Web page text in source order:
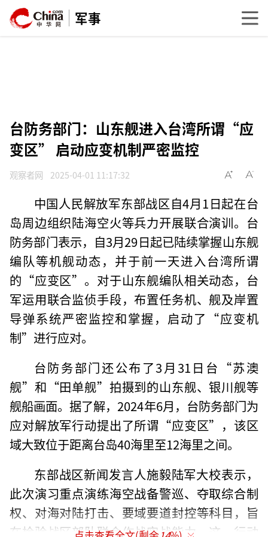
军事
台防务部门：山东舰进入台湾所谓“应
变区” 启动应变机制严密监控
观察者网 2025-04-01 11:17:32
中国人民解放军东部战区自4月1日起在台
岛周边组织陆海空火等兵力开展联合演训。台
防务部门表示，自3月29日起已陆续掌握山东舰
编队等机舰动态，并于前一天进入台湾所谓
的“应变区”。对于山东舰编队相关动态，台
军运用联合监侦手段，布置任务机、舰及岸置
导弹系统严密监控和掌握，启动了“应变机
制”进行应对。
台防务部门还公布了3月31日台“苏澳
舰”和“田单舰”拍摄到的山东舰、银川舰等
舰船画面。据了解，2024年6月，台防务部门为
应对解放军行动提出了所谓“应变区”，该区
域大致位于距离台岛40海里至12海里之间。
东部战区新闻发言人施毅陆军大校表示，
此次演习重点演练海空战备警巡、夺取综合制
权、对海对陆打击、要域要道封控等科目，旨
在检验战区部队联合作战实战能力。这一行动